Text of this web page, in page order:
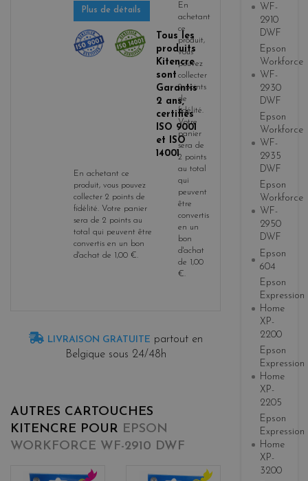
Plus de détails
Tous les
produits
Kitencre
sont
Garantis
2 ans,
certifiés
ISO 9001
et ISO
14001
En achetant ce
produit, vous pouvez
collecter 2 points de
fidélité. Votre panier
sera de 2 points au
total qui peuvent être
convertis en un bon
d'achat de 1,00 €.
En
achetant
ce
produit,
vous
pouvez
collecter
2points
de
fidélité.
Votre
panier
sera de
2 points
au total
qui
peuvent
être
convertis
en un
bon
d'achat
de 1,00
€.
LIVRAISON GRATUITE partout en
Belgique sous 24/48h
AUTRES CARTOUCHES
KITENCRE POUR EPSON
WORKFORCE WF-2910 DWF
WF-
2910
DWF
Epson
Workforce
WF-
2930
DWF
Epson
Workforce
WF-
2935
DWF
Epson
Workforce
WF-
2950
DWF
Epson
604
Epson
Expression
Home
XP-
2200
Epson
Expression
Home
XP-
2205
Epson
Expression
Home
XP-
3200